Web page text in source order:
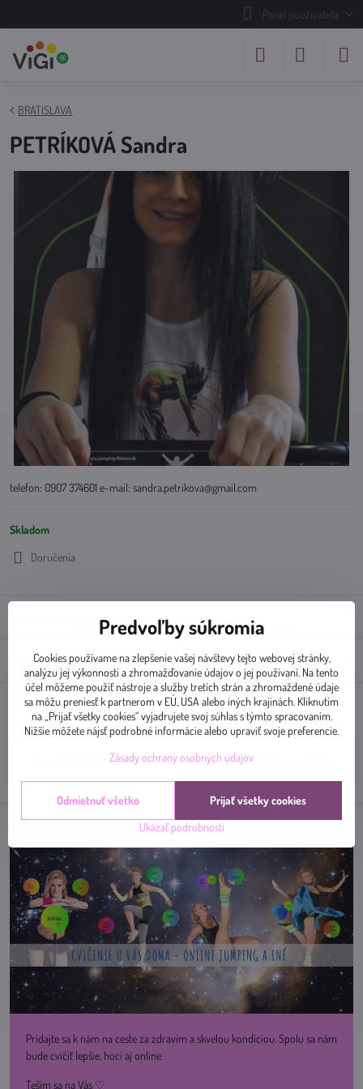
Panel používateľa
BRATISLAVA
PETRÍKOVÁ Sandra
telefon: 0907 374601 e-mail: sandra.petrikova@gmail.com
Skladom
Doručenia
Doplnkové informácie
Diskusia 0
FacebookTwitter BlueskyPinterestReddit LinkedInWhatsApp
E-
mail
Predchádzajúci produkt Nasledujúci produkt
Pridajte sa k nám na ceste za zdravím a skvelou kondíciou. Spolu sa nám
bude cvičiť lepšie, hoci aj online.
Teším sa na Vás ♡
Predvoľby súkromia
Cookies používame na zlepšenie vašej návštevy tejto webovej stránky,
analýzu jej výkonnosti a zhromažďovanie údajov o jej používaní. Na tento
účel môžeme použiť nástroje a služby tretích strán a zhromaždené údaje
sa môžu preniesť k partnerom v EÚ, USA alebo iných krajinách. Kliknutím
na „Prijať všetky cookies“ vyjadrujete svoj súhlas s týmto spracovaním.
Nižšie môžete nájsť podrobné informácie alebo upraviť svoje preferencie.
Zásady ochrany osobných údajov
Ukázať podrobnosti
Prijať všetky cookies
Odmietnuť všetko